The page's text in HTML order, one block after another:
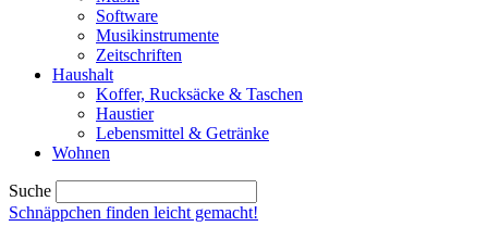
Software
Musikinstrumente
Zeitschriften
Haushalt
Koffer, Rucksäcke & Taschen
Haustier
Lebensmittel & Getränke
Wohnen
Suche
Schnäppchen finden leicht gemacht!